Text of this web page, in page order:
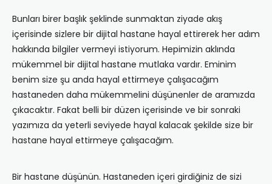
Bunları birer başlık şeklinde sunmaktan ziyade akış
içerisinde sizlere bir dijital hastane hayal ettirerek her adım
hakkında bilgiler vermeyi istiyorum. Hepimizin aklında
mükemmel bir dijital hastane mutlaka vardır. Eminim
benim size şu anda hayal ettirmeye çalışacağım
hastaneden daha mükemmelini düşünenler de aramızda
çıkacaktır. Fakat belli bir düzen içerisinde ve bir sonraki
yazımıza da yeterli seviyede hayal kalacak şekilde size bir
hastane hayal ettirmeye çalışacağım.
Bir hastane düşünün. Hastaneden içeri girdiğiniz de sizi